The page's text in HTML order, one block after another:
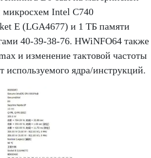
микросхем Intel C740
E (LGA4677) и 1 ТБ памяти
40-39-38-76. HWiNFO64 также
и изменение тактовой частоты
используемого ядра/инструкций.